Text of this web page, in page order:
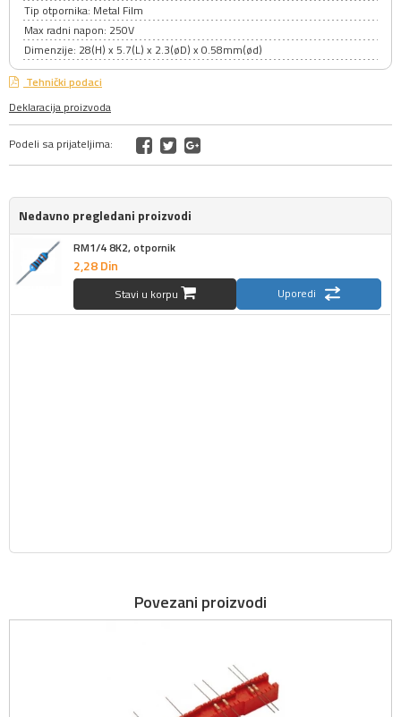
Tip otpornika: Metal Film
Max radni napon: 250V
Dimenzije: 28(H) x 5.7(L) x 2.3(øD) x 0.58mm(ød)
Tehnički podaci
Deklaracija proizvoda
Podeli sa prijateljima:
Nedavno pregledani proizvodi
RM1/4 8K2, otpornik
2,28Din
Stavi u korpu Uporedi
Povezani proizvodi